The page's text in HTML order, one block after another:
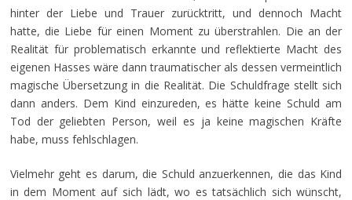
hinter der Liebe und Trauer zurücktritt, und dennoch Macht
hatte, die Liebe für einen Moment zu überstrahlen. Die an der
Realität für problematisch erkannte und reflektierte Macht des
eigenen Hasses wäre dann traumatischer als dessen vermeintlich
magische Übersetzung in die Realität. Die Schuldfrage stellt sich
dann anders. Dem Kind einzureden, es hätte keine Schuld am
Tod der geliebten Person, weil es ja keine magischen Kräfte
habe, muss fehlschlagen.
Vielmehr geht es darum, die Schuld anzuerkennen, die das Kind
in dem Moment auf sich lädt, wo es tatsächlich sich wünscht,